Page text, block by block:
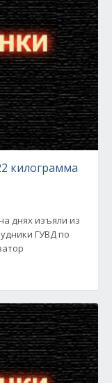
килограмма
днях изъяли из
ГУВД по